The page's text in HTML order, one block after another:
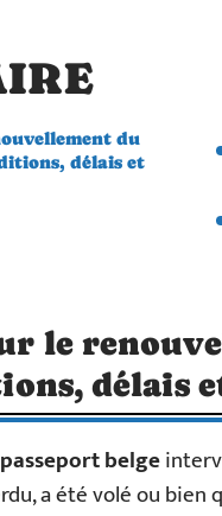
du
délais et
le
délais
belge
a été volé ou bien